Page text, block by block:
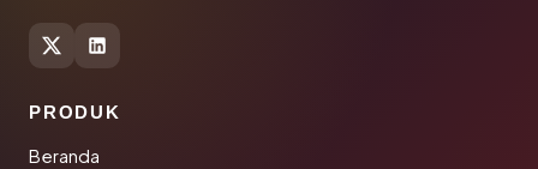
PRODUK
Beranda